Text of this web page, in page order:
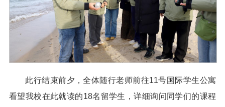
此行结束前夕，全体随行老师前往11号国际学生公寓
看望我校在此就读的18名留学生，详细询问同学们的课程